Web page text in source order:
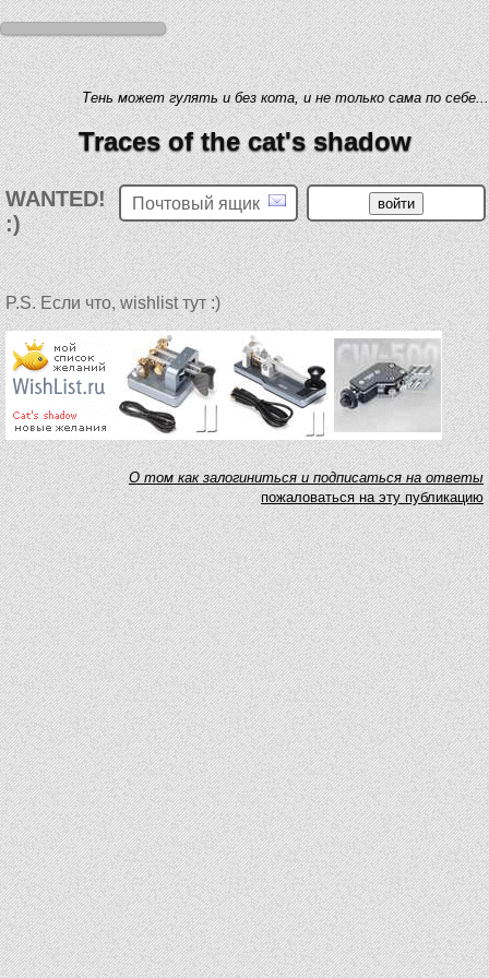
Тень может гулять и без кота, и не только сама по себе...
Traces of the cat's shadow
Почтовый ящик
WANTED!
:)
P.S. Если что, wishlist тут :)
O том как залогиниться и подписаться на ответы
пожаловаться на эту публикацию